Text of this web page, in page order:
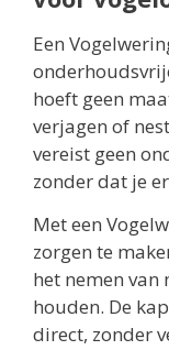
Een
hoeft geen
verjagen of
vereist geen
zonder dat je
Met een
zorgen te
het nemen van
houden. De
direct, zonder